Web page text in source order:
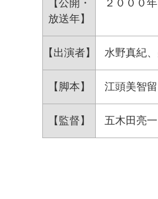
【公開・
放送年】
２０００年
【出演者】 水野真紀
【脚本】 江頭美智留
【監督】 五木田亮一